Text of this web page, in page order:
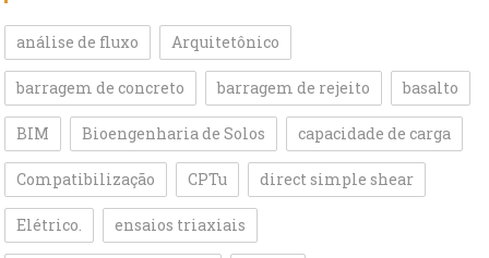
análise de fluxo Arquitetônico
barragem de concreto barragem de rejeito basalto
BIM Bioengenharia de Solos capacidade de carga
Compatibilização CPTu direct simple shear
Elétrico. ensaios triaxiais